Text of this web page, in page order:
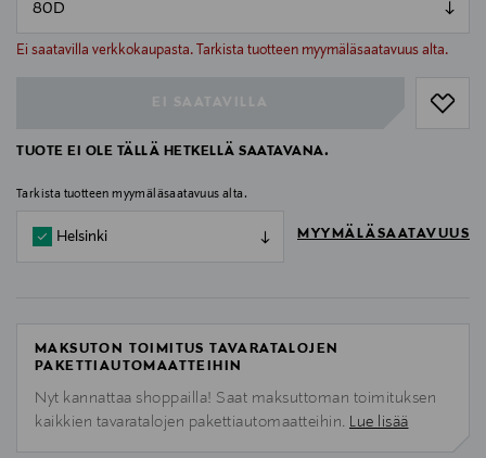
Ei saatavilla verkkokaupasta. Tarkista tuotteen myymäläsaatavuus alta.
null
TUOTE EI OLE TÄLLÄ HETKELLÄ SAATAVANA.
Tarkista tuotteen myymäläsaatavuus alta.
Helsinki MYYMÄLÄSAATAVUUS
MAKSUTON TOIMITUS TAVARATALOJEN
PAKETTIAUTOMAATTEIHIN
Nyt kannattaa shoppailla! Saat maksuttoman toimituksen
kaikkien tavaratalojen pakettiautomaatteihin. Lue lisää